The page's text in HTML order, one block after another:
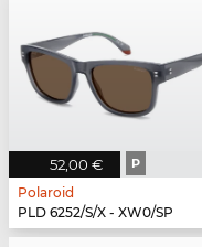
52,00 € P
Polaroid
PLD 6252/S/X - XW0/SP